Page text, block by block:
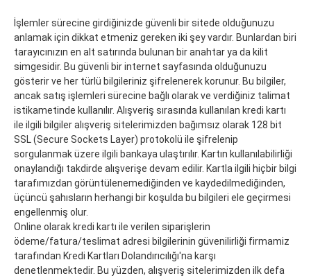
İşlemler sürecine girdiğinizde güvenli bir sitede olduğunuzu
anlamak için dikkat etmeniz gereken iki şey vardır. Bunlardan biri
tarayıcınızın en alt satırında bulunan bir anahtar ya da kilit
simgesidir. Bu güvenli bir internet sayfasında olduğunuzu
gösterir ve her türlü bilgileriniz şifrelenerek korunur. Bu bilgiler,
ancak satış işlemleri sürecine bağlı olarak ve verdiğiniz talimat
istikametinde kullanılır. Alışveriş sırasında kullanılan kredi kartı
ile ilgili bilgiler alışveriş sitelerimizden bağımsız olarak 128 bit
SSL (Secure Sockets Layer) protokolü ile şifrelenip
sorgulanmak üzere ilgili bankaya ulaştırılır. Kartın kullanılabilirliği
onaylandığı takdirde alışverişe devam edilir. Kartla ilgili hiçbir bilgi
tarafımızdan görüntülenemediğinden ve kaydedilmediğinden,
üçüncü şahısların herhangi bir koşulda bu bilgileri ele geçirmesi
engellenmiş olur.
Online olarak kredi kartı ile verilen siparişlerin
ödeme/fatura/teslimat adresi bilgilerinin güvenilirliği firmamiz
tarafından Kredi Kartları Dolandırıcılığı'na karşı
denetlenmektedir. Bu yüzden, alışveriş sitelerimizden ilk defa